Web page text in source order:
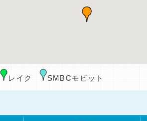
レイク SMBCモビット